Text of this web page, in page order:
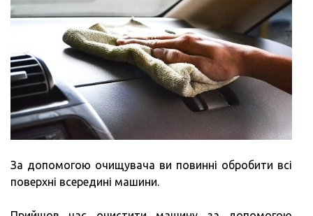
За допомогою очищувача ви повинні обробити всі
поверхні всередині машини.